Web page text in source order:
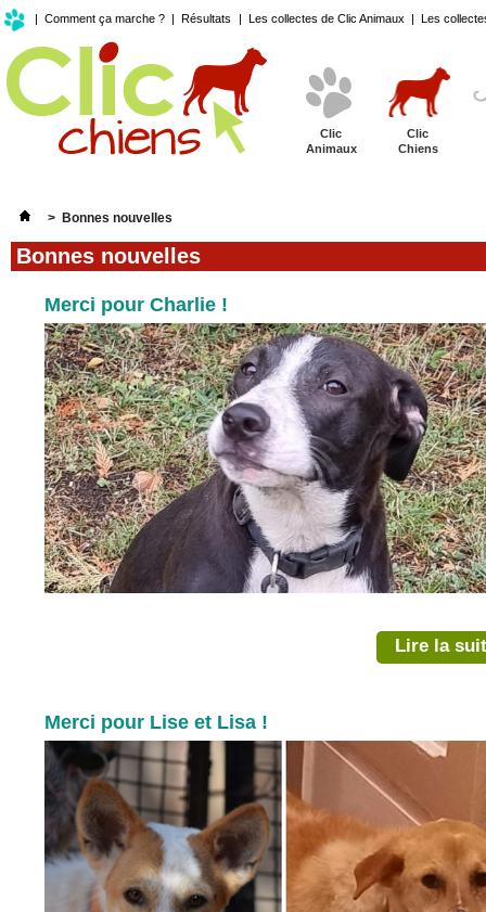
| Comment ça marche ? | Résultats | Les collectes de Clic Animaux | Les
Clic
Animaux
Clic
Chiens
> Bonnes nouvelles
Bonnes nouvelles
Merci pour Charlie !
Lire la
Merci pour Lise et Lisa !